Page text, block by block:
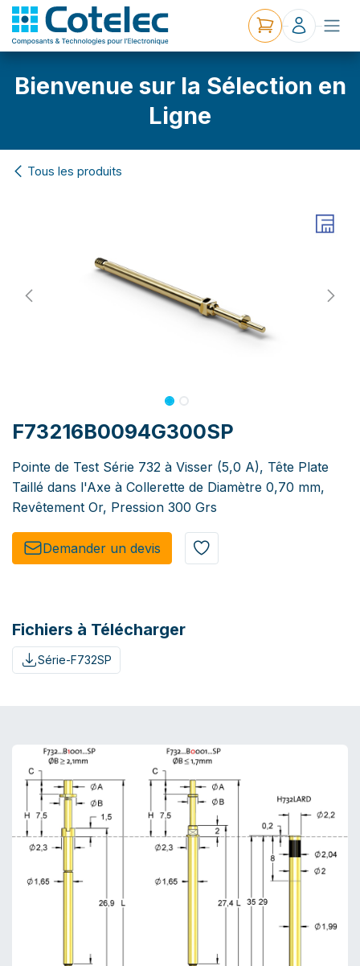
Bienvenue sur la Sélection en
Ligne
Tous les produits
F73216B0094G300SP
Pointe de Test Série 732 à Visser (5,0 A), Tête Plate
Taillé dans l'Axe à Collerette de Diamètre 0,70 mm,
Revêtement Or, Pression 300 Grs
Demander un de​​vis​​
Fichiers à Télécharger
Série-F732SP